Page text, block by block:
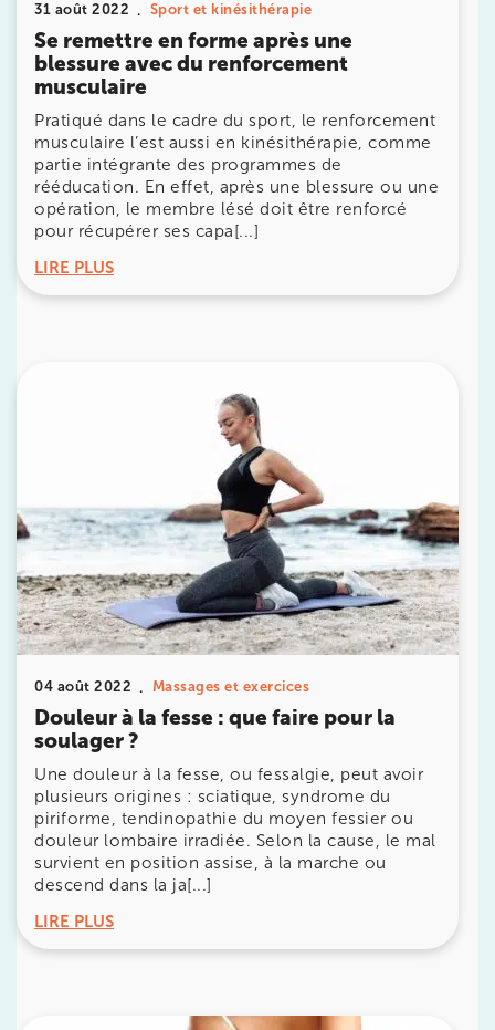
31 août 2022 Sport et kinésithérapie
Se remettre en forme après une
blessure avec du renforcement
musculaire
Pratiqué dans le cadre du sport, le renforcement
musculaire l’est aussi en kinésithérapie, comme
partie intégrante des programmes de
rééducation. En effet, après une blessure ou une
opération, le membre lésé doit être renforcé
pour récupérer ses capa[...]
LIRE PLUS
04 août 2022 Massages et exercices
Douleur à la fesse : que faire pour la
soulager ?
Une douleur à la fesse, ou fessalgie, peut avoir
plusieurs origines : sciatique, syndrome du
piriforme, tendinopathie du moyen fessier ou
douleur lombaire irradiée. Selon la cause, le mal
survient en position assise, à la marche ou
descend dans la ja[...]
LIRE PLUS
avec les équipes
de Jérôme Auger
Bénéficiez de l’
prenant rendez-vous avecses équipesdans votre
cabinetIK – Institut Kinésithérapiele plus proche
de chez vous ou chezKOSS, votre allié sport du
quotidien.
8 Av. de Camoens 75116 Paris
IK PARIS 15 – SÉGUR
75015 Paris
75015 Paris
01 43 31 00 33
Prenez RDV sur
Prenez RDV sur
IK PARIS 6 – CASSETTE
1 Rue Cassette 75006 Paris
1 Rue Cassette 75006 Paris
01 42 84 06 95
Prenez RDV sur
IK BOULOGNE